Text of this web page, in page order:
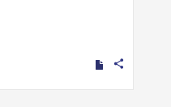
share